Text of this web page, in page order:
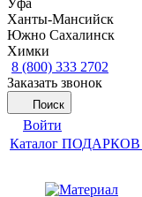
Ханты-Мансийск
Южно Сахалинск
Химки
8 (800) 333 2702
Заказать звонок
Поиск
Войти
Каталог ПОДАРКОВ